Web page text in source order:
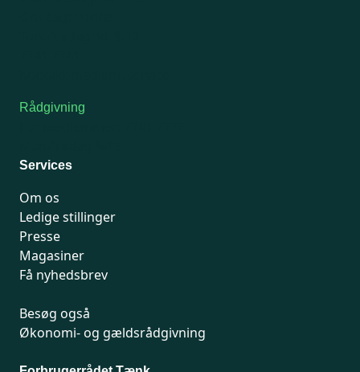
Rådgivning
Services
Om os
Ledige stillinger
Presse
Magasiner
Få nyhedsbrev
Besøg også
Økonomi- og gældsrådgivning